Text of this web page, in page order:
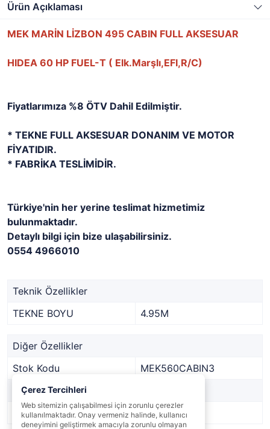
Ürün Açıklaması
MEK MARİN LİZBON 495 CABIN FULL AKSESUAR
HIDEA 60 HP FUEL-T ( Elk.Marşlı,EFI,R/C)
Fiyatlarımıza %8 ÖTV Dahil Edilmiştir.
* TEKNE FULL AKSESUAR DONANIM VE MOTOR
FİYATIDIR.
* FABRİKA TESLİMİDİR.
Türkiye'nin her yerine teslimat hizmetimiz
bulunmaktadır.
Detaylı bilgi için bize ulaşabilirsiniz.
0554 4966010
Teknik Özellikler
TEKNE BOYU
4.95M
Diğer Özellikler
Stok Kodu
MEK560CABIN3
Marka
Stok Durumu
Var
Çerez Tercihleri
Web sitemizin çalışabilmesi için zorunlu çerezler
kullanılmaktadır. Onay vermeniz halinde, kullanıcı
deneyimini geliştirmek amacıyla zorunlu olmayan